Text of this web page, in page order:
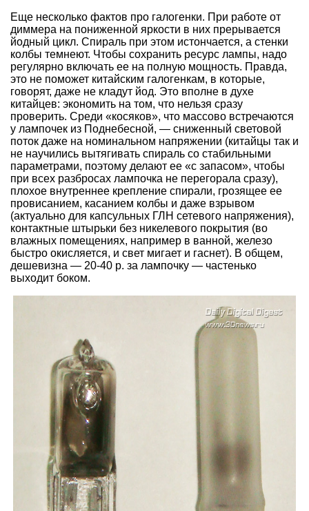
Еще несколько фактов про галогенки. При работе от
диммера на пониженной яркости в них прерывается
йодный цикл. Спираль при этом истончается, а стенки
колбы темнеют. Чтобы сохранить ресурс лампы, надо
регулярно включать ее на полную мощность. Правда,
это не поможет китайским галогенкам, в которые,
говорят, даже не кладут йод. Это вполне в духе
китайцев: экономить на том, что нельзя сразу
проверить. Среди «косяков», что массово встречаются
у лампочек из Поднебесной, — сниженный световой
поток даже на номинальном напряжении (китайцы так и
не научились вытягивать спираль со стабильными
параметрами, поэтому делают ее «с запасом», чтобы
при всех разбросах лампочка не перегорала сразу),
плохое внутреннее крепление спирали, грозящее ее
провисанием, касанием колбы и даже взрывом
(актуально для капсульных ГЛН сетевого напряжения),
контактные штырьки без никелевого покрытия (во
влажных помещениях, например в ванной, железо
быстро окисляется, и свет мигает и гаснет). В общем,
дешевизна — 20-40 р. за лампочку — частенько
выходит боком.